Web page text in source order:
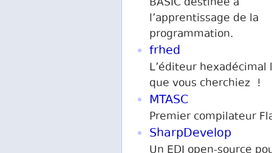
l’apprentissage de la
programmation.
frhed
L’éditeur hexadécimal
que vous cherchiez !
MTASC
Premier compilateur
SharpDevelop